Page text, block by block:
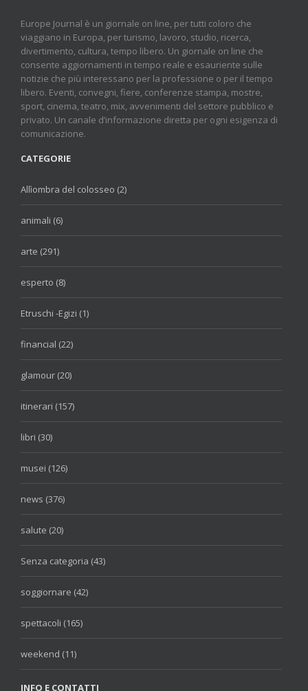
Europe Journal è un giornale on line, per tutti coloro che
viaggiano in Europa, per turismo, lavoro, studio, ricerca,
divertimento, cultura, tempo libero. Un giornale on line che
consente aggiornamenti in tempo reale e esauriente sulle
notizie che più interessano per la professione o per il tempo
libero. Eventi, convegni, fiere, conferenze stampa, mostre,
sport, cinema, teatro, mix, avvenimenti del settore pubblico e
privato. Un canale d’informazione diretta per ogni esigenza di
comunicazione.
CATEGORIE
Allìombra del colosseo (2)
animali (6)
arte (291)
esperto (8)
Etruschi -Egizi (1)
financial (22)
glamour (20)
itinerari (157)
libri (30)
musei (126)
news (376)
salute (20)
Senza categoria (43)
soggiornare (42)
spettacoli (165)
weekend (11)
INFO E CONTATTI